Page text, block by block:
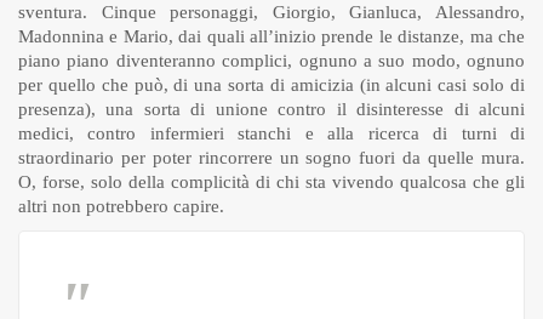
sventura. Cinque personaggi, Giorgio, Gianluca, Alessandro,
Madonnina e Mario, dai quali all’inizio prende le distanze, ma che
piano piano diventeranno complici, ognuno a suo modo, ognuno
per quello che può, di una sorta di amicizia (in alcuni casi solo di
presenza), una sorta di unione contro il disinteresse di alcuni
medici, contro infermieri stanchi e alla ricerca di turni di
straordinario per poter rincorrere un sogno fuori da quelle mura.
O, forse, solo della complicità di chi sta vivendo qualcosa che gli
altri non potrebbero capire.